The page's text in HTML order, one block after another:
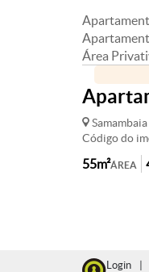
Área
Código do
ÁREA
55m²
Login |